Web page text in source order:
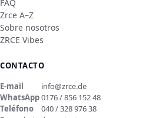
FAQ
Zrce A–Z
Sobre nosotros
ZRCE Vibes
CONTACTO
E-mail
info@zrce.de
WhatsApp0176 / 856 152 48
Teléfono
040 / 328 976 38